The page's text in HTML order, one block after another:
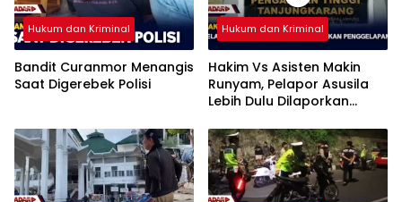
Hukum dan Kriminal
Bandit Curanmor Menangis
Saat Digerebek Polisi
Hukum dan Kriminal
Hakim Vs Asisten Makin
Runyam, Pelapor Asusila
Lebih Dulu Dilaporkan